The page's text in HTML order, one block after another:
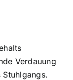
Verdauung